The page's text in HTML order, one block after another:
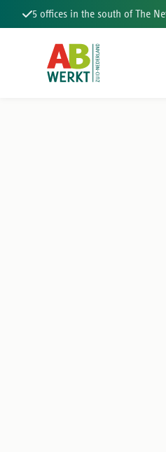
5 offices in the south of The
5 offices in the south of The